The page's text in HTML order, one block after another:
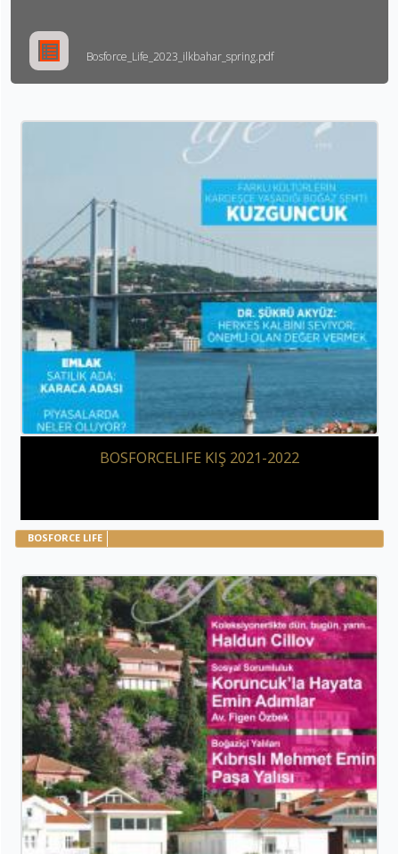
Bosforce_Life_2023_ilkbahar_spring.pdf
BOSFORCELIFE KIŞ 2021-2022
BOSFORCE LIFE